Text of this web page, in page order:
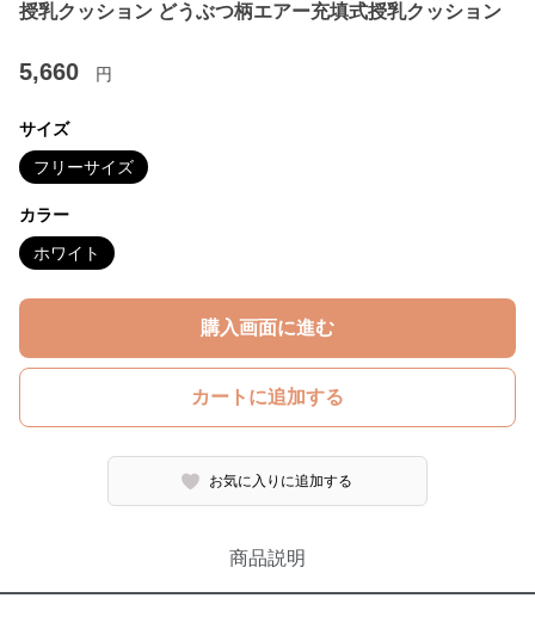
授乳クッション どうぶつ柄エアー充填式授乳クッション
5,660 円
サイズ
フリーサイズ
カラー
ホワイト
購入画面に進む
カートに追加する
お気に入りに追加する
商品説明